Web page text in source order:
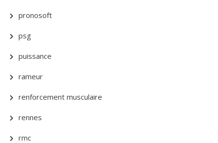
pronosoft
psg
puissance
rameur
renforcement musculaire
rennes
rmc